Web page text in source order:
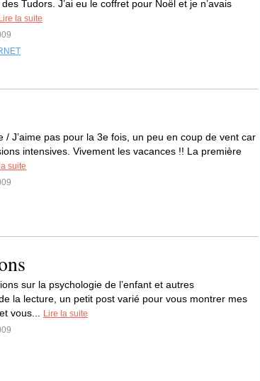
Tudors. J’ai eu le coffret pour Noël et je n’avais
Lire la suite
/ J’aime pas pour la 3e fois, un peu en coup de vent car
intensives. Vivement les vacances !! La première
suite
sur la psychologie de l’enfant et autres
la lecture, un petit post varié pour vous montrer mes
vous...
Lire la suite